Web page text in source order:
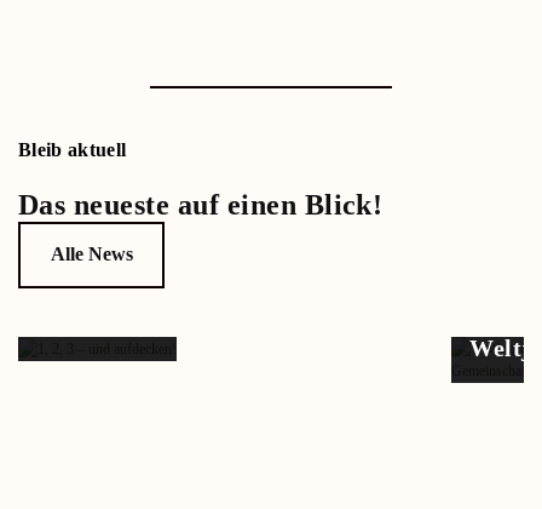
Bleib aktuell
Das neueste auf einen Blick!
Alle News
1, 2, 3 –
und